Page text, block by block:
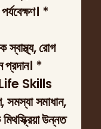
*
রোগ
প্রদান। *
(Life Skills
সমাধান,
উন্নত